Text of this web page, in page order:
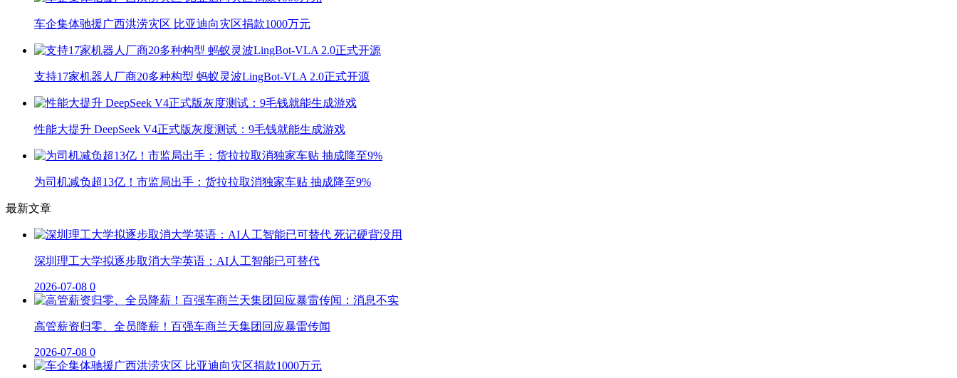
车企集体驰援广西洪涝灾区 比亚迪向灾区捐款1000万元
支持17家机器人厂商20多种构型 蚂蚁灵波LingBot-VLA 2.0正式开源
性能大提升 DeepSeek V4正式版灰度测试：9毛钱就能生成游戏
为司机减负超13亿！市监局出手：货拉拉取消独家车贴 抽成降至9%
最新文章
深圳理工大学拟逐步取消大学英语：AI人工智能已可替代
2026-07-08 0
高管薪资归零、全员降薪！百强车商兰天集团回应暴雷传闻
2026-07-08 0